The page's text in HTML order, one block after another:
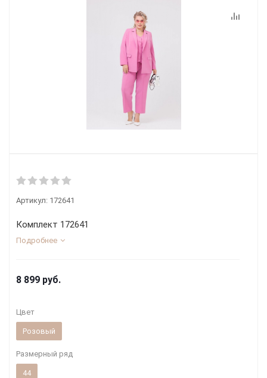
Артикул: 172641
Комплект 172641
Подробнее
8 899 руб.
Цвет
Розовый
Размерный ряд
44